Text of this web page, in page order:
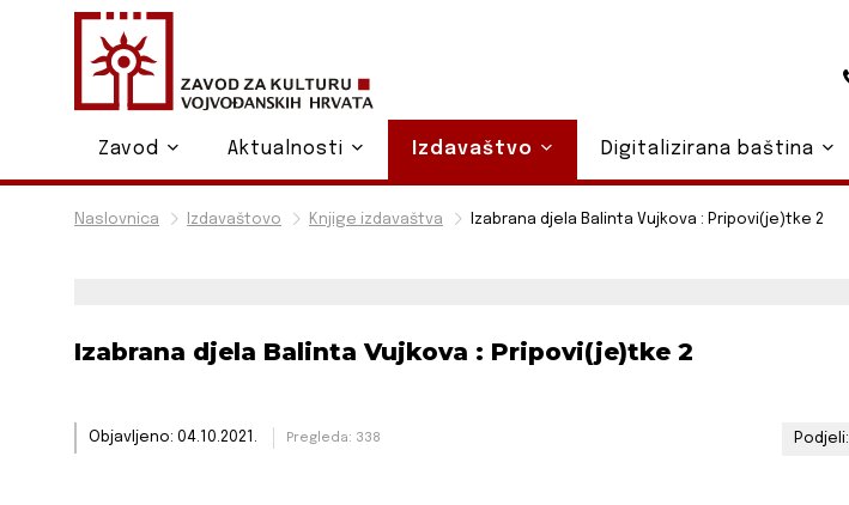
Naslovnica Izdavaštovo Knjige izdavaštva Izabrana djela Balinta Vujkova : Pripovi(je)tke 2
Izabrana djela Balinta Vujkova : Pripovi(je)tke 2
Podjeli:
Objavljeno: 04.10.2021. Pregleda: 338
Zavod Aktualnosti Izdavaštvo Digitalizirana baština